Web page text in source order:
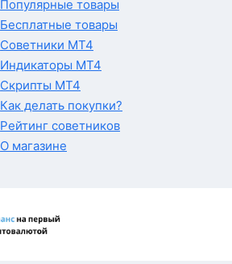
Популярные товары
Бесплатные товары
Советники MT4
Индикаторы MT4
Скрипты MT4
Как делать покупки?
Рейтинг советников
О магазине